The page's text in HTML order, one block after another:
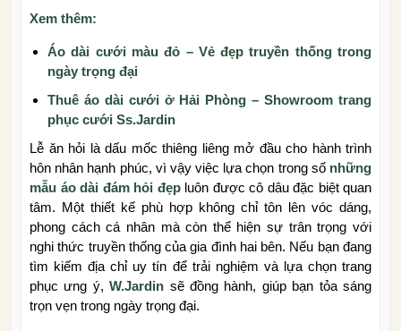
Xem thêm:
Áo dài cưới màu đỏ – Vẻ đẹp truyền thống trong
ngày trọng đại
Thuê áo dài cưới ở Hải Phòng – Showroom trang
phục cưới Ss.Jardin
Lễ ăn hỏi là dấu mốc thiêng liêng mở đầu cho hành trình
hôn nhân hạnh phúc, vì vậy việc lựa chọn trong số những
mẫu áo dài đám hỏi đẹpluôn được cô dâu đặc biệt quan
tâm. Một thiết kế phù hợp không chỉ tôn lên vóc dáng,
phong cách cá nhân mà còn thể hiện sự trân trọng với
nghi thức truyền thống của gia đình hai bên. Nếu bạn đang
tìm kiếm địa chỉ uy tín để trải nghiệm và lựa chọn trang
phục ưng ý,W.Jardin sẽ đồng hành, giúp bạn tỏa sáng
trọn vẹn trong ngày trọng đại.